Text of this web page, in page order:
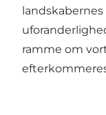
ramme om